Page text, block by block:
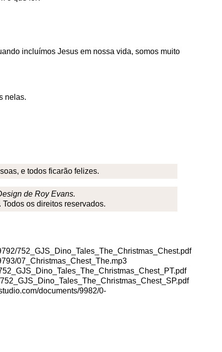
incluímos Jesus em nossa vida, somos muito
nelas.
e todos ficarão felizes.
de Roy Evans.
os direitos reservados.
752_GJS_Dino_Tales_The_Christmas_Chest.pdf
07_Christmas_Chest_The.mp3
documents/9982/0-